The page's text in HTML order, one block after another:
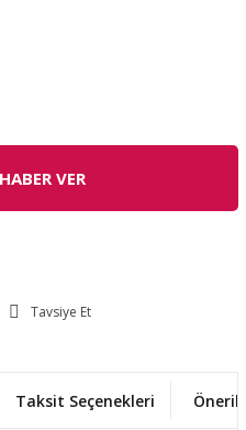
VER
Tavsiye Et
Taksit Seçenekleri